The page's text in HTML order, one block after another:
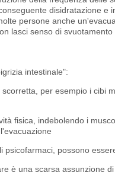
disidratazione e
persone anche
lasci senso di svuotamento
intestinale":
per esempio i cibi
indebolendo i
possono
una scarsa assunzione di